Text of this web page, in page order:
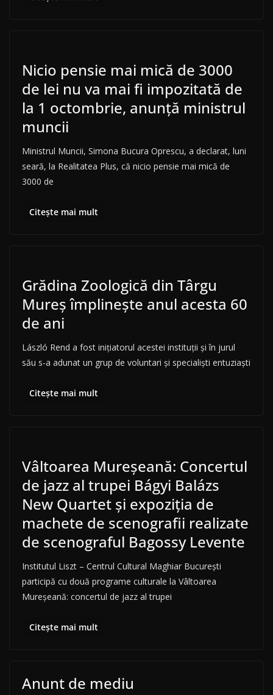
Nicio pensie mai mică de 3000
de lei nu va mai fi impozitată de
la 1 octombrie, anunță ministrul
muncii
Ministrul Muncii, Simona Bucura Oprescu, a declarat, luni
seară, la Realitatea Plus, că nicio pensie mai mică de
3000 de
Citește mai mult
Grădina Zoologică din Târgu
Mureș împlinește anul acesta 60
de ani
László Rend a fost inițiatorul acestei instituții și în jurul
său s-a adunat un grup de voluntari și specialiști entuziaști
Citește mai mult
Vâltoarea Mureșeană: Concertul
de jazz al trupei Bágyi Balázs
New Quartet și expoziția de
machete de scenografii realizate
de scenograful Bagossy Levente
Institutul Liszt – Centrul Cultural Maghiar București
participă cu două programe culturale la Vâltoarea
Mureșeană: concertul de jazz al trupei
Citește mai mult
Anunt de mediu